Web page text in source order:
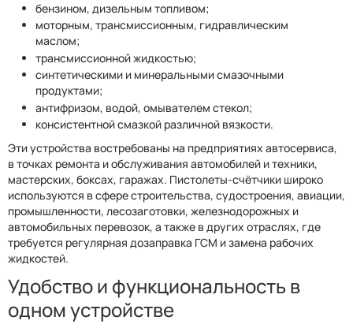
бензином, дизельным топливом;
моторным, трансмиссионным, гидравлическим
маслом;
трансмиссионной жидкостью;
синтетическими и минеральными смазочными
продуктами;
антифризом, водой, омывателем стекол;
консистентной смазкой различной вязкости.
Эти устройства востребованы на предприятиях автосервиса,
в точках ремонта и обслуживания автомобилей и техники,
мастерских, боксах, гаражах. Пистолеты-счётчики широко
используются в сфере строительства, судостроения, авиации,
промышленности, лесозаготовки, железнодорожных и
автомобильных перевозок, а также в других отраслях, где
требуется регулярная дозаправка ГСМ и замена рабочих
жидкостей.
Удобство и функциональность в
одном устройстве